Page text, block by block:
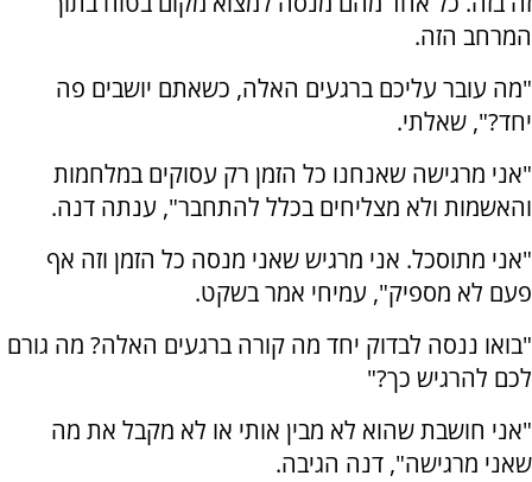
המרחב הזה.
"מה עובר עליכם ברגעים האלה, כשאתם יושבים פה
יחד?", שאלתי.
"אני מרגישה שאנחנו כל הזמן רק עסוקים במלחמות
והאשמות ולא מצליחים בכלל להתחבר", ענתה דנה.
"אני מתוסכל. אני מרגיש שאני מנסה כל הזמן וזה אף
פעם לא מספיק", עמיחי אמר בשקט.
"בואו ננסה לבדוק יחד מה קורה ברגעים האלה? מה גורם
לכם להרגיש כך?"
"אני חושבת שהוא לא מבין אותי או לא מקבל את מה
שאני מרגישה", דנה הגיבה.